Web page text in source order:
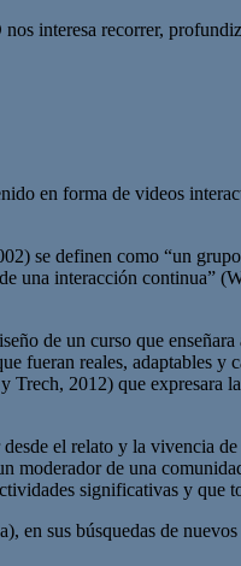
interesa recorrer,
en forma de videos
se definen como “un
una interacción continua”
de un curso que
fueran reales, adaptables y
2012) que expresara
el relato y la vivencia
de una
significativas y que
sus búsquedas de